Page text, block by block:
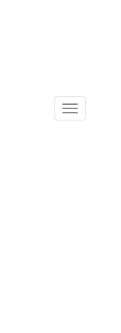
Toggle
navigation